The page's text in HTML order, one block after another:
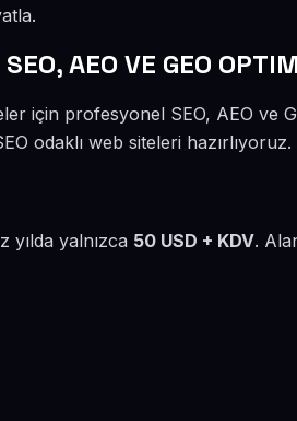
AEO VE GEO
için profesyonel SEO, AEO ve
odaklı web siteleri hazırlıyoruz.
yılda yalnızca 50 USD + KDV.